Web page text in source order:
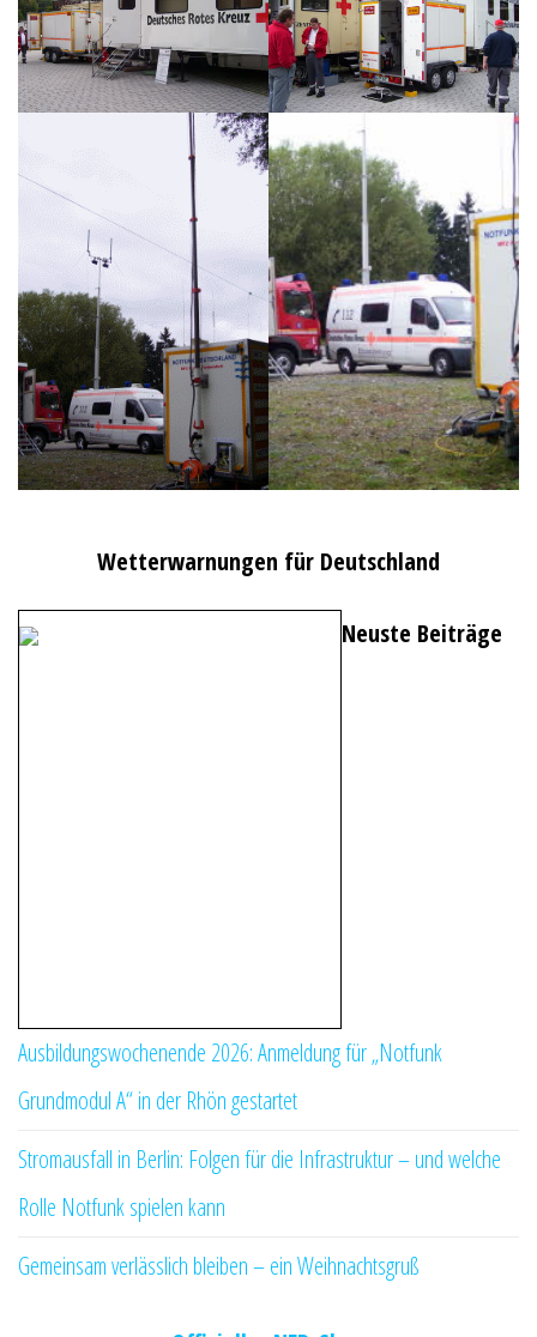
Wetterwarnungen für Deutschland
Neuste Beiträge
Ausbildungswochenende 2026: Anmeldung für „Notfunk
Grundmodul A“ in der Rhön gestartet
Stromausfall in Berlin: Folgen für die Infrastruktur – und welche
Rolle Notfunk spielen kann
Gemeinsam verlässlich bleiben – ein Weihnachtsgruß